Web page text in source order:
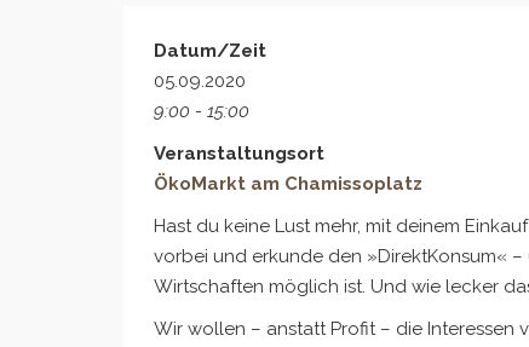
Datum/Zeit
05.09.2020
9:00 - 15:00
Veranstaltungsort
ÖkoMarkt am Chamissoplatz
Hast du keine Lust mehr, mit deinem
vorbei und erkunde den »DirektKonsum«
Wirtschaften möglich ist. Und wie lecker
Wir wollen – anstatt Profit – die Interessen